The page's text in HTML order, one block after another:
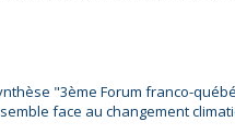
"3ème Forum franco-
face au changement